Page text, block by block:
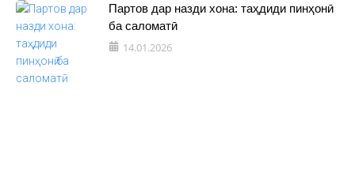
Партов дар назди хона: таҳдиди пинҳонӣ
ба саломатӣ
14.01.2026